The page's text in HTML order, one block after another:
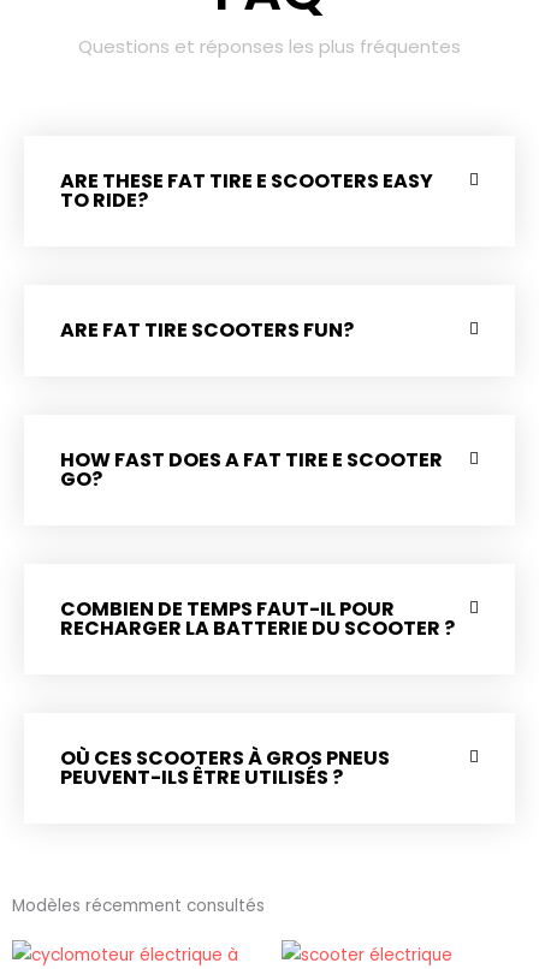
Questions et réponses les plus fréquentes
ARE THESE FAT TIRE E SCOOTERS EASY
TO RIDE?
ARE FAT TIRE SCOOTERS FUN?
HOW FAST DOES A FAT TIRE E SCOOTER
GO?
COMBIEN DE TEMPS FAUT-IL POUR
RECHARGER LA BATTERIE DU SCOOTER ?
OÙ CES SCOOTERS À GROS PNEUS
PEUVENT-ILS ÊTRE UTILISÉS ?
Modèles récemment consultés